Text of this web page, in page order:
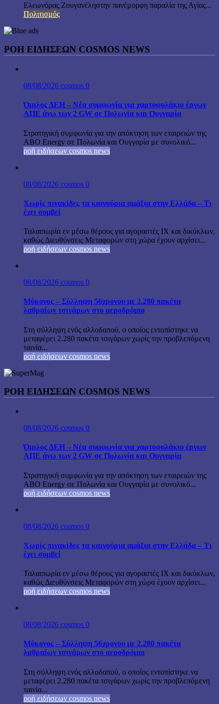
Ελεωνόρας Ζουγανέληστην πανέμορφη παραλία της Αγίας...
Πολιτισμός
ΡΟΗ ΕΙΔΗΣΕΩΝ COSMOS NEWS
08/08/2026 cosmos 0
Όμιλος ΔΕΗ – Νέα συμφωνία για χαρτοφυλάκιο έργων
ΑΠΕ άνω των 2 GW σε Πολωνία και Ουγγαρία
Στρατηγική συμφωνία για την απόκτηση των εταιρειών της
ABO Energy σε Πολωνία και Ουγγαρία με συνολικό...
ροή ειδήσεων cosmos news
08/08/2026 cosmos 0
Χωρίς πινακίδες τα καινούρια αμάξια στην Ελλάδα – Τι
έχει συμβεί
Ταλαιπωρία εν μέσω θέρους για αγοραστές ΙΧ και δικύκλων,
καθώς Διευθύνσεις Μεταφορών στη χώρα έχουν αρχίσει...
ροή ειδήσεων cosmos news
08/08/2026 cosmos 0
Μύκονος – Σύλληψη 56χρονου με 2.280 πακέτα
λαθραίων τσιγάρων στο αεροδρόμιο
Στη σύλληψη ενός αλλοδαπού, ο οποίος εντοπίστηκε να
μεταφέρει 2.280 πακέτα τσιγάρων χωρίς την προβλεπόμενη
ταινία...
ροή ειδήσεων cosmos news
ΡΟΉ ΕΙΔΉΣΕΩΝ COSMOS NEWS
08/08/2026 cosmos 0
Όμιλος ΔΕΗ – Νέα συμφωνία για χαρτοφυλάκιο έργων
ΑΠΕ άνω των 2 GW σε Πολωνία και Ουγγαρία
Στρατηγική συμφωνία για την απόκτηση των εταιρειών της
ABO Energy σε Πολωνία και Ουγγαρία με συνολικό...
ροή ειδήσεων cosmos news
08/08/2026 cosmos 0
Χωρίς πινακίδες τα καινούρια αμάξια στην Ελλάδα – Τι
έχει συμβεί
Ταλαιπωρία εν μέσω θέρους για αγοραστές ΙΧ και δικύκλων,
καθώς Διευθύνσεις Μεταφορών στη χώρα έχουν αρχίσει...
ροή ειδήσεων cosmos news
08/08/2026 cosmos 0
Μύκονος – Σύλληψη 56χρονου με 2.280 πακέτα
λαθραίων τσιγάρων στο αεροδρόμιο
Στη σύλληψη ενός αλλοδαπού, ο οποίος εντοπίστηκε να
μεταφέρει 2.280 πακέτα τσιγάρων χωρίς την προβλεπόμενη
ταινία...
ροή ειδήσεων cosmos news